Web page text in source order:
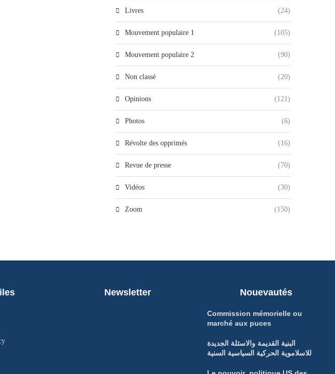
Livres (24)
Mouvement populaire 1 (105)
Mouvement populaire 2 (90)
Non classé (20)
Opinions (121)
Photos (6)
Révolte des opprimés (16)
Revue de presse (70)
Vidéos (30)
Zoom (150)
Newsletter Nouevautés
Commission mémorielle ou
marché aux puces
البنية القديمة والاسئلة الجديدة
للاسلاموية الحركية السياسية السنية